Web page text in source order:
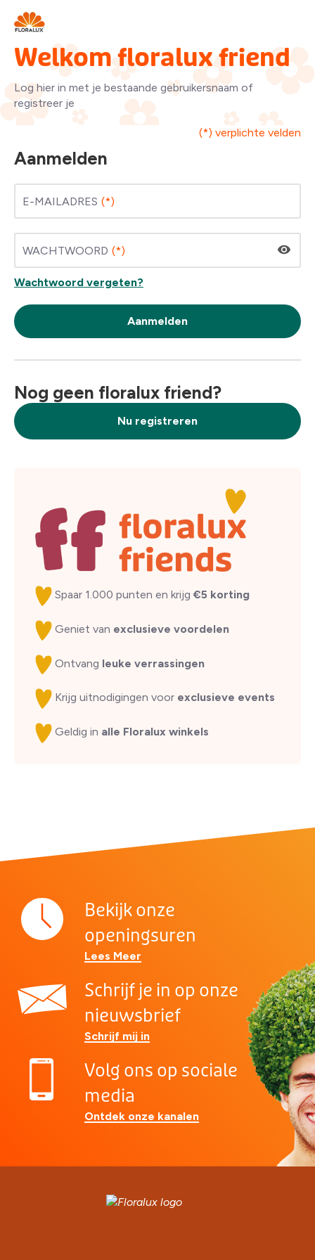
Welkom floralux friend
Log hier in met je bestaande gebruikersnaam of
registreer je
(*) verplichte velden
Aanmelden
E-MAILADRES
WACHTWOORD
Wachtwoord vergeten?
Aanmelden
Nu registreren
Nog geen floralux friend?
Spaar 1.000 punten en krijg€5 korting
Geniet van exclusieve voordelen
Ontvang leuke verrassingen
Krijg uitnodigingen voor exclusieve events
Geldig in alle Floralux winkels
Bekijk onze
openingsuren
Lees Meer
Schrijf je in op onze
nieuwsbrief
Schrijf mij in
Volg ons op sociale
media
Ontdek onze kanalen